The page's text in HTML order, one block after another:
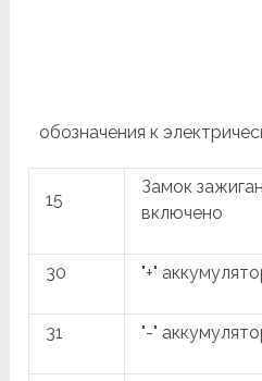
обозначения к
15
Замок
включено
30 "+"
31 "-"